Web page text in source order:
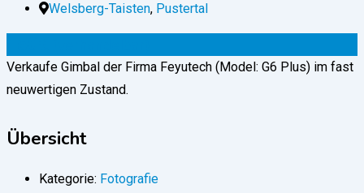
Welsberg-Taisten, Pustertal
Verkaufe Gimbal der Firma Feyutech (Model: G6 Plus) im fast
neuwertigen Zustand.
Übersicht
Kategorie: Fotografie